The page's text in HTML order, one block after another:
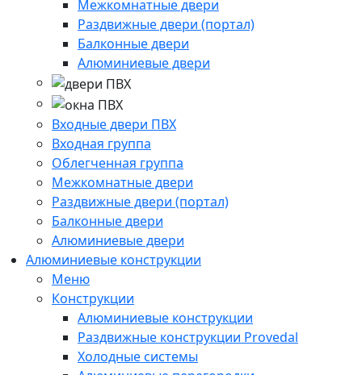
Межкомнатные двери
Раздвижные двери (портал)
Балконные двери
Алюминиевые двери
Входные двери ПВХ
Входная группа
Облегченная группа
Межкомнатные двери
Раздвижные двери (портал)
Балконные двери
Алюминиевые двери
Алюминиевые конструкции
Меню
Конструкции
Алюминиевые конструкции
Раздвижные конструкции Provedal
Холодные системы